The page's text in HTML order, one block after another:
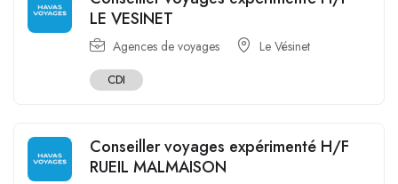
LE VESINET
Agences de voyages Le Vésinet
CDI
Conseiller voyages expérimenté H/F
RUEIL MALMAISON